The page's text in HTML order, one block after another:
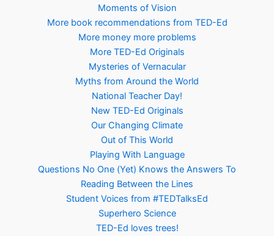
Moments of Vision
More book recommendations from TED-Ed
More money more problems
More TED-Ed Originals
Mysteries of Vernacular
Myths from Around the World
National Teacher Day!
New TED-Ed Originals
Our Changing Climate
Out of This World
Playing With Language
Questions No One (Yet) Knows the Answers To
Reading Between the Lines
Student Voices from #TEDTalksEd
Superhero Science
TED-Ed loves trees!